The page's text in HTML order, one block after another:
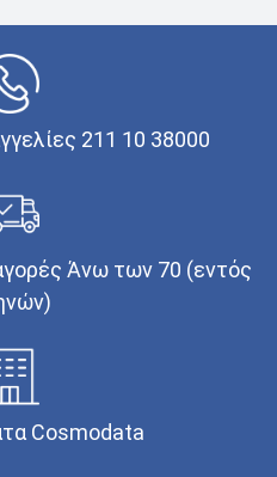
211 10 38000
Άνω των 70 (εντός
Cosmodata